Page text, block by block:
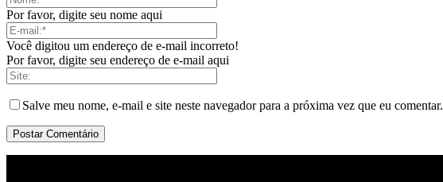
Por favor, digite seu nome aqui
Você digitou um endereço de e-mail incorreto!
Por favor, digite seu endereço de e-mail aqui
Salve meu nome, e-mail e site neste navegador para a próxima vez que eu comentar.